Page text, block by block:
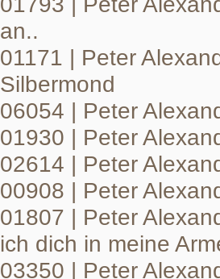
an..
01171 | Peter
Silbermond
06054 | Peter
01930 | Peter
02614 | Peter
00908 | Peter
01807 | Peter
ich dich in meine
03350 | Peter